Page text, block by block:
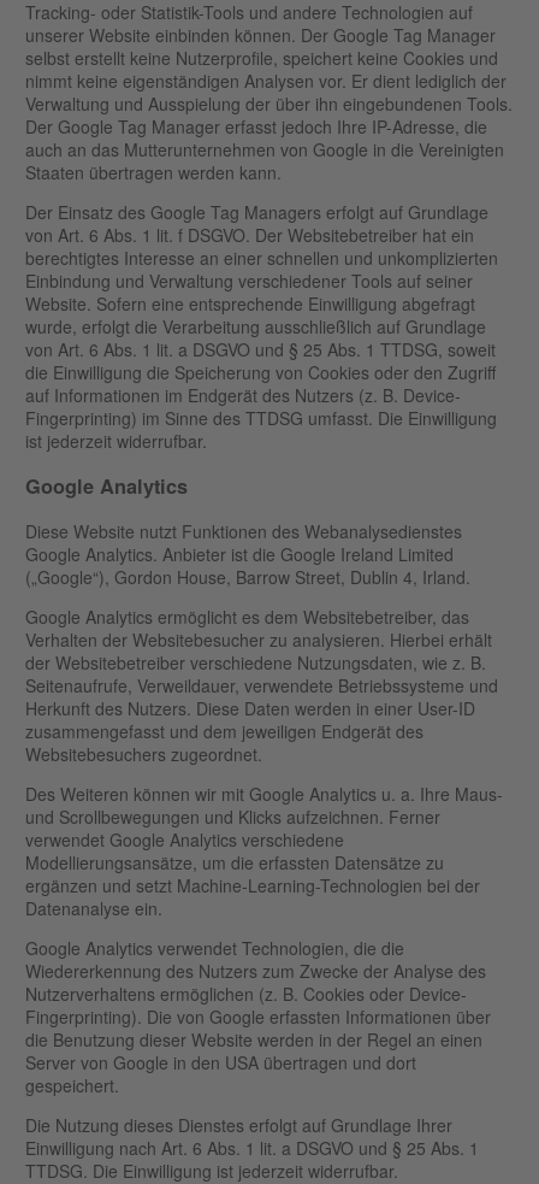
Tracking- oder Statistik-Tools und andere Technologien auf
unserer Website einbinden können. Der Google Tag Manager
selbst erstellt keine Nutzerprofile, speichert keine Cookies und
nimmt keine eigenständigen Analysen vor. Er dient lediglich der
Verwaltung und Ausspielung der über ihn eingebundenen Tools.
Der Google Tag Manager erfasst jedoch Ihre IP-Adresse, die
auch an das Mutterunternehmen von Google in die Vereinigten
Staaten übertragen werden kann.
Der Einsatz des Google Tag Managers erfolgt auf Grundlage
von Art. 6 Abs. 1 lit. f DSGVO. Der Websitebetreiber hat ein
berechtigtes Interesse an einer schnellen und unkomplizierten
Einbindung und Verwaltung verschiedener Tools auf seiner
Website. Sofern eine entsprechende Einwilligung abgefragt
wurde, erfolgt die Verarbeitung ausschließlich auf Grundlage
von Art. 6 Abs. 1 lit. a DSGVO und § 25 Abs. 1 TTDSG, soweit
die Einwilligung die Speicherung von Cookies oder den Zugriff
auf Informationen im Endgerät des Nutzers (z. B. Device-
Fingerprinting) im Sinne des TTDSG umfasst. Die Einwilligung
ist jederzeit widerrufbar.
Google Analytics
Diese Website nutzt Funktionen des Webanalysedienstes
Google Analytics. Anbieter ist die Google Ireland Limited
(„Google“), Gordon House, Barrow Street, Dublin 4, Irland.
Google Analytics ermöglicht es dem Websitebetreiber, das
Verhalten der Websitebesucher zu analysieren. Hierbei erhält
der Websitebetreiber verschiedene Nutzungsdaten, wie z. B.
Seitenaufrufe, Verweildauer, verwendete Betriebssysteme und
Herkunft des Nutzers. Diese Daten werden in einer User-ID
zusammengefasst und dem jeweiligen Endgerät des
Websitebesuchers zugeordnet.
Des Weiteren können wir mit Google Analytics u. a. Ihre Maus-
und Scrollbewegungen und Klicks aufzeichnen. Ferner
verwendet Google Analytics verschiedene
Modellierungsansätze, um die erfassten Datensätze zu
ergänzen und setzt Machine-Learning-Technologien bei der
Datenanalyse ein.
Google Analytics verwendet Technologien, die die
Wiedererkennung des Nutzers zum Zwecke der Analyse des
Nutzerverhaltens ermöglichen (z. B. Cookies oder Device-
Fingerprinting). Die von Google erfassten Informationen über
die Benutzung dieser Website werden in der Regel an einen
Server von Google in den USA übertragen und dort
gespeichert.
Die Nutzung dieses Dienstes erfolgt auf Grundlage Ihrer
Einwilligung nach Art. 6 Abs. 1 lit. a DSGVO und § 25 Abs. 1
TTDSG. Die Einwilligung ist jederzeit widerrufbar.